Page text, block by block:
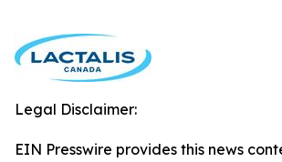
Legal Disclaimer:
EIN Presswire provides this news